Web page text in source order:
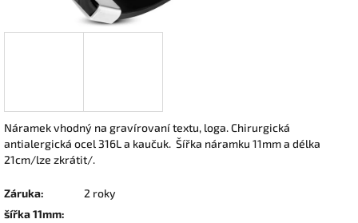
Náramek vhodný na gravírovaní textu, loga. Chirurgická
antialergická ocel 316L a kaučuk. Šířka náramku 11mm a délka
21cm/lze zkrátit/.
Záruka:
2 roky
šířka 11mm: